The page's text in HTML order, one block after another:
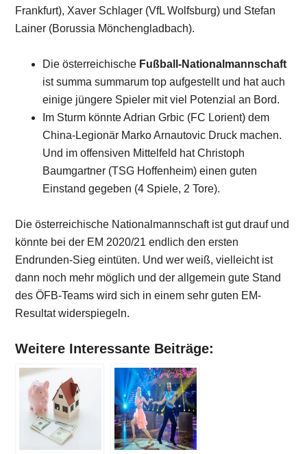
Frankfurt), Xaver Schlager (VfL Wolfsburg) und Stefan
Lainer (Borussia Mönchengladbach).
Die österreichische Fußball-Nationalmannschaft
ist summa summarum top aufgestellt und hat auch
einige jüngere Spieler mit viel Potenzial an Bord.
Im Sturm könnte Adrian Grbic (FC Lorient) dem
China-Legionär Marko Arnautovic Druck machen.
Und im offensiven Mittelfeld hat Christoph
Baumgartner (TSG Hoffenheim) einen guten
Einstand gegeben (4 Spiele, 2 Tore).
Die österreichische Nationalmannschaft ist gut drauf und
könnte bei der EM 2020/21 endlich den ersten
Endrunden-Sieg eintüten. Und wer weiß, vielleicht ist
dann noch mehr möglich und der allgemein gute Stand
des ÖFB-Teams wird sich in einem sehr guten EM-
Resultat widerspiegeln.
Weitere Interessante Beiträge: